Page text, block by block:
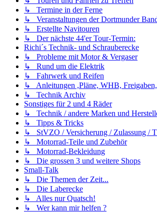
↳ Termine in der Ferne
↳ Veranstaltungen der Dortmunder
↳ Erstellte Navitouren
↳ Der nächste 44'er Tour-Termin:
Richi´s Technik- und Schrauberecke
↳ Probleme mit Motor & Vergaser
↳ Rund um die Elektrik
↳ Fahrwerk und Reifen
↳ Anleitungen ,Pläne, WHB,
↳ Technik Archiv
Sonstiges für 2 und 4 Räder
↳ Technik / andere Marken und
↳ Tipps & Tricks
↳ StVZO / Versicherung / Zulassung /
↳ Motorrad-Teile und Zubehör
↳ Motorrad-Bekleidung
↳ Die grossen 3 und weitere Shops
Small-Talk
↳ Die Themen der Zeit...
↳ Die Laberecke
↳ Alles nur Quatsch!
↳ Wer kann mir helfen ?